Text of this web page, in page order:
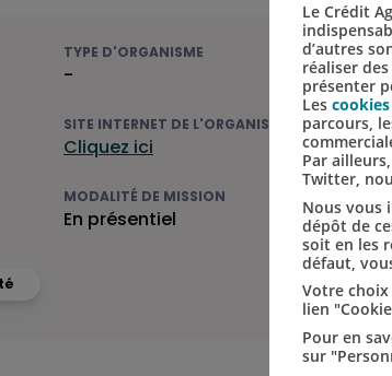
TYPE D'ORGANISME
-
SITE INTERNET DE L'ORGANISME
Cliquez ici
MODALITÉ DE MISSION
En présentiel
Le Crédit
d’autres
réaliser
présenter
Les
parcours,
Par
Twitter,
Nous vous
dépôt de
soit en les
défaut,
Votre
lien
Pour en
sur